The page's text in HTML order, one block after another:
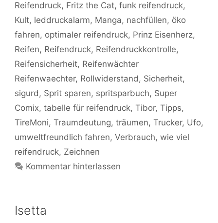
Reifendruck, Fritz the Cat, funk reifendruck,
Kult, leddruckalarm, Manga, nachfüllen, öko
fahren, optimaler reifendruck, Prinz Eisenherz,
Reifen, Reifendruck, Reifendruckkontrolle,
Reifensicherheit, Reifenwächter
Reifenwaechter, Rollwiderstand, Sicherheit,
sigurd, Sprit sparen, spritsparbuch, Super
Comix, tabelle für reifendruck, Tibor, Tipps,
TireMoni, Traumdeutung, träumen, Trucker, Ufo,
umweltfreundlich fahren, Verbrauch, wie viel
reifendruck, Zeichnen
Kommentar hinterlassen
Isetta